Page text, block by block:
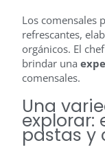
Los comensales
refrescantes,
orgánicos. El
brindar una
comensales.
Una
explorar:
pastas y